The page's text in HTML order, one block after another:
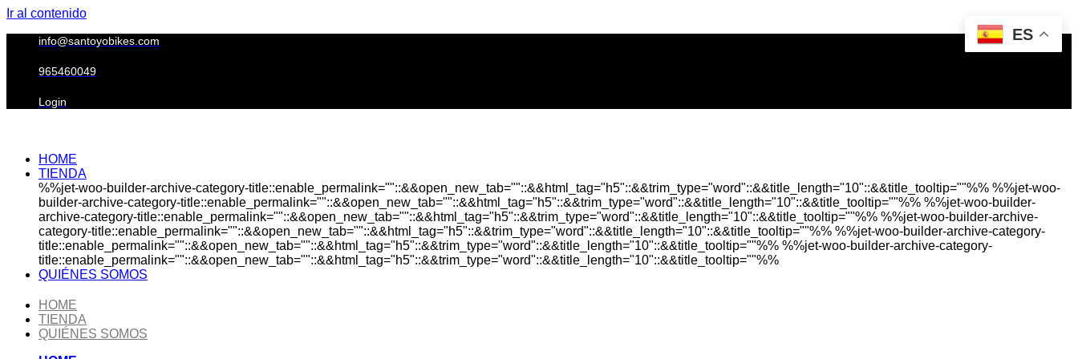
Ir al contenido
info@santoyobikes.com
965460049
Login
HOME
TIENDA
%%jet-woo-builder-archive-category-title::enable_permalink=""::&&open_new_tab=""::&&html_tag="h5"::&&trim_type="word"::&&title_length="10"::&&title_tooltip=""%% %%jet-woo-
builder-archive-category-title::enable_permalink=""::&&open_new_tab=""::&&html_tag="h5"::&&trim_type="word"::&&title_length="10"::&&title_tooltip=""%% %%jet-woo-builder-
archive-category-title::enable_permalink=""::&&open_new_tab=""::&&html_tag="h5"::&&trim_type="word"::&&title_length="10"::&&title_tooltip=""%% %%jet-woo-builder-archive-
category-title::enable_permalink=""::&&open_new_tab=""::&&html_tag="h5"::&&trim_type="word"::&&title_length="10"::&&title_tooltip=""%% %%jet-woo-builder-archive-category-
title::enable_permalink=""::&&open_new_tab=""::&&html_tag="h5"::&&trim_type="word"::&&title_length="10"::&&title_tooltip=""%% %%jet-woo-builder-archive-category-
title::enable_permalink=""::&&open_new_tab=""::&&html_tag="h5"::&&trim_type="word"::&&title_length="10"::&&title_tooltip=""%%
QUIÉNES SOMOS
HOME
TIENDA
QUIÉNES SOMOS
ES